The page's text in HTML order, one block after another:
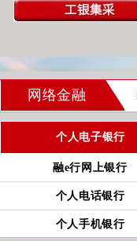
网络金融
个人电子银行
融e行网上银行
个人电话银行
个人手机银行